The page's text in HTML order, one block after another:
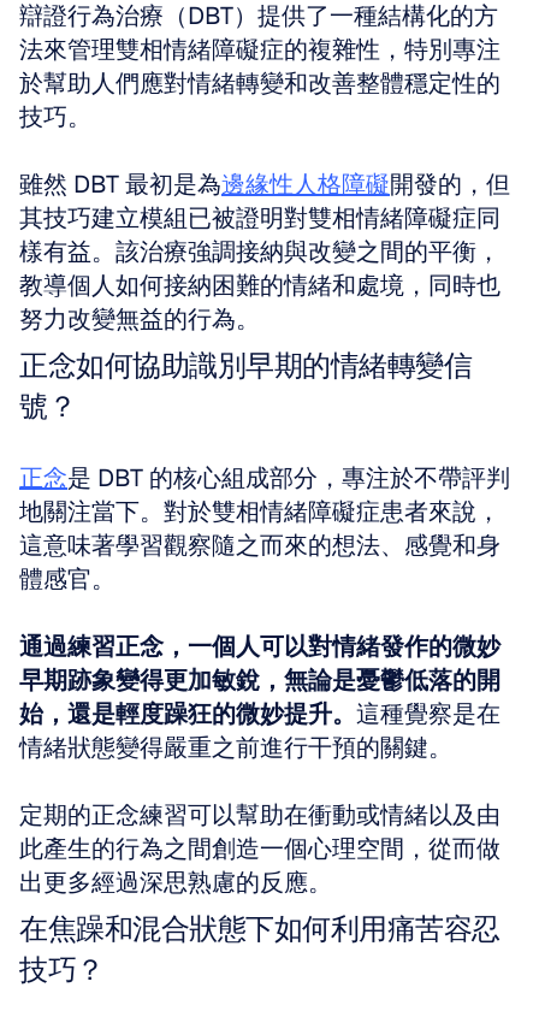
辯證行為治療（DBT）提供了一種結構化的方
法來管理雙相情緒障礙症的複雜性，特別專注
於幫助人們應對情緒轉變和改善整體穩定性的
技巧。
雖然 DBT 最初是為邊緣性人格障礙開發的，但
其技巧建立模組已被證明對雙相情緒障礙症同
樣有益。該治療強調接納與改變之間的平衡，
教導個人如何接納困難的情緒和處境，同時也
努力改變無益的行為。
正念如何協助識別早期的情緒轉變信
號？
正念是 DBT 的核心組成部分，專注於不帶評判
地關注當下。對於雙相情緒障礙症患者來說，
這意味著學習觀察隨之而來的想法、感覺和身
體感官。
通過練習正念，一個人可以對情緒發作的微妙
早期跡象變得更加敏銳，無論是憂鬱低落的開
始，還是輕度躁狂的微妙提升。 這種覺察是在
情緒狀態變得嚴重之前進行干預的關鍵。
定期的正念練習可以幫助在衝動或情緒以及由
此產生的行為之間創造一個心理空間，從而做
出更多經過深思熟慮的反應。
在焦躁和混合狀態下如何利用痛苦容忍
技巧？